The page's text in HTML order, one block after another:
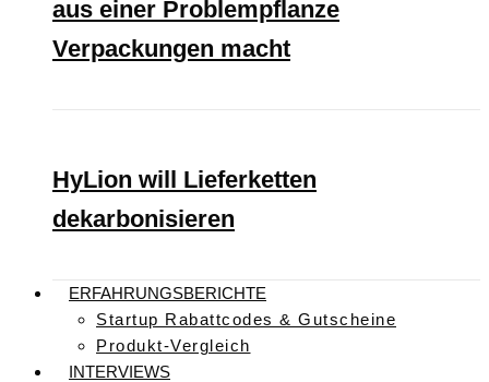
aus einer Problempflanze
Verpackungen macht
HyLion will Lieferketten
dekarbonisieren
ERFAHRUNGSBERICHTE
Startup Rabattcodes & Gutscheine
Produkt-Vergleich
INTERVIEWS